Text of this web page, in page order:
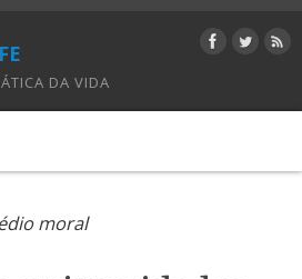
de ferramentas
DA VIDA
moral